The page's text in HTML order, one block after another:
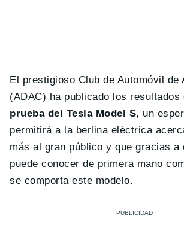
El prestigioso Club de Automóvil de
(ADAC) ha publicado los resultados
prueba del Tesla Model S, un
permitirá a la berlina eléctrica
más al gran público y que gracias a
puede conocer de primera mano
se comporta este modelo.